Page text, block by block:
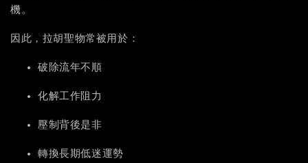
機。
因此，拉胡聖物常被用於：
破除流年不順
化解工作阻力
壓制背後是非
轉換長期低迷運勢